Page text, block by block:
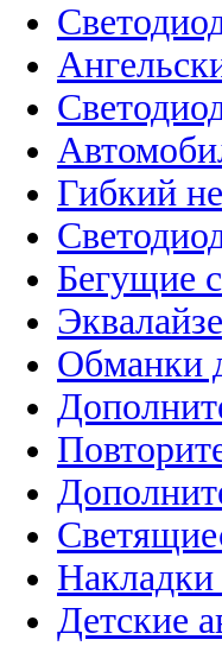
Гибкий
Бегущие
Обманки
Накладки
Детские